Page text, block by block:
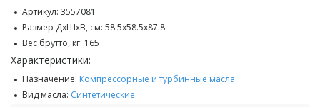
Артикул: 3557081
Размер ДхШхВ, см: 58.5x58.5x87.8
Вес брутто, кг: 165
Характеристики:
Назначение: Компрессорные и турбинные масла
Вид масла: Синтетические